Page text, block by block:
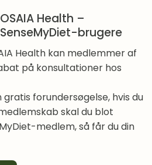
Health –
brugere
Health kan medlemmer af
på konsultationer hos
gratis forundersøgelse, hvis du
skal du blot
medlem, så får du din